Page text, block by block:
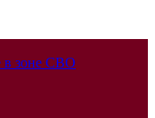
в зоне СВО